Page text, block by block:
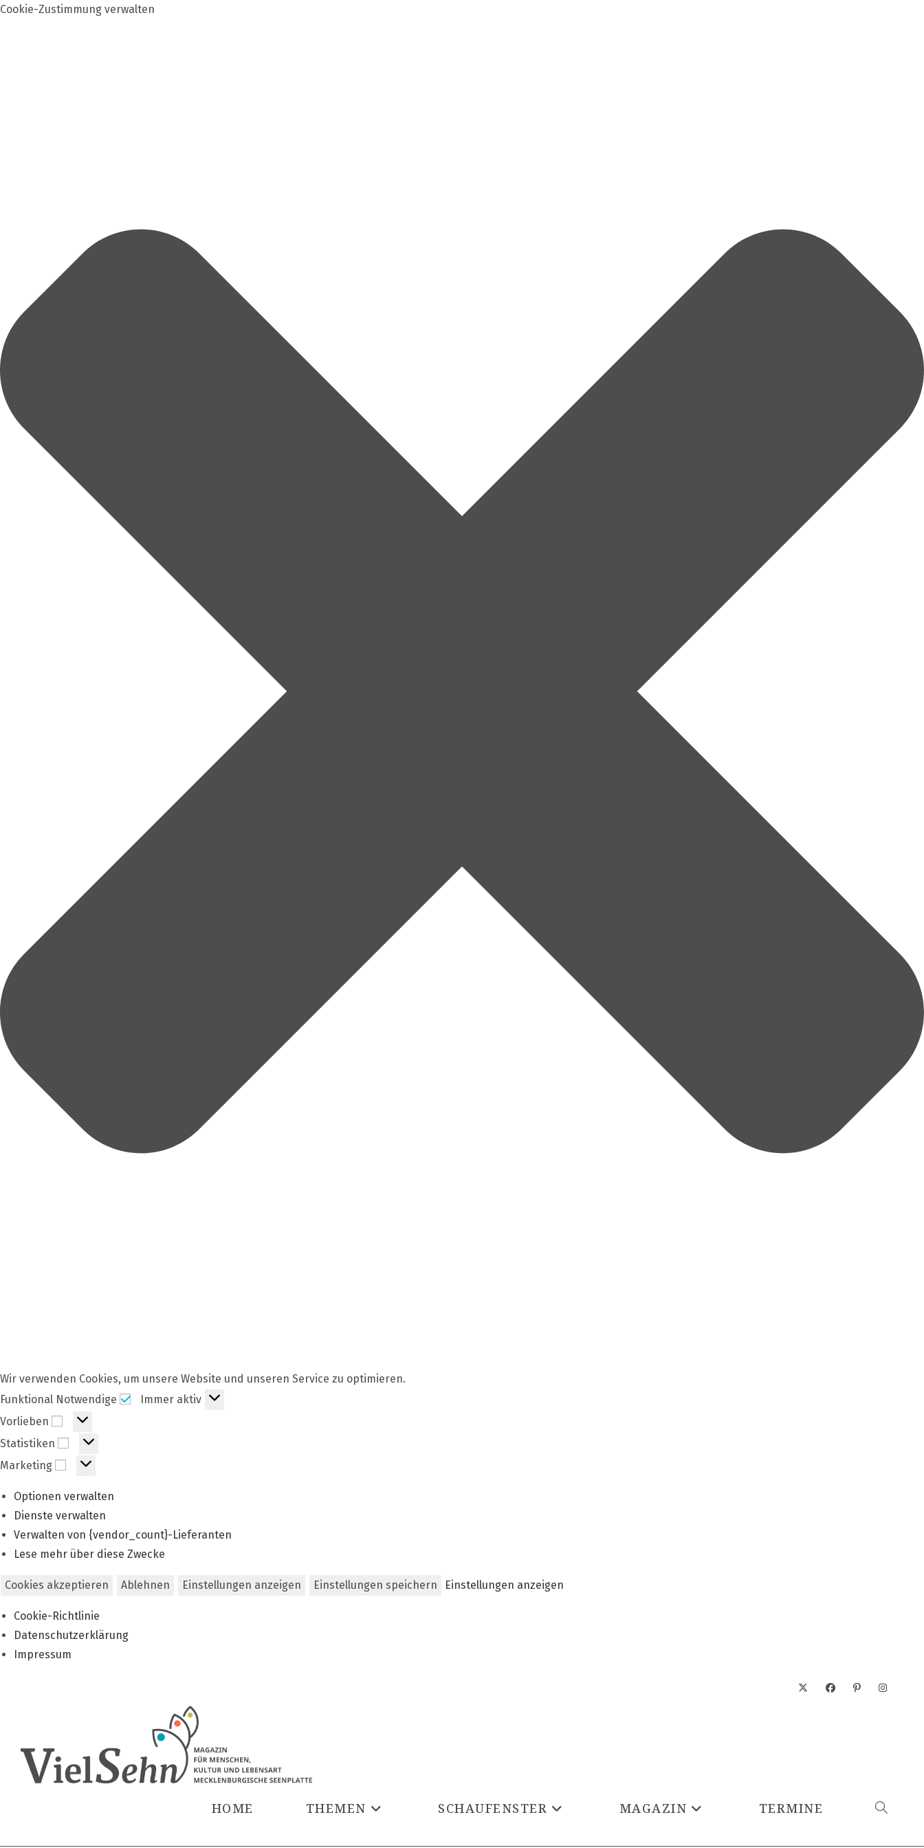
Cookie-Zustimmung verwalten
Wir verwenden Cookies, um unsere Website und unseren Service zu optimieren.
Funktional Notwendige
Funktional
Immer aktiv
Vorlieben
Vorlieben
Statistiken Statistiken
Marketing Marketing
Optionen verwalten
Dienste verwalten
Verwalten von {vendor_count}-Lieferanten
Lese mehr über diese Zwecke
Cookies akzeptieren Ablehnen Einstellungen anzeigen Einstellungen speichern Einstellungen anzeigen
Cookie-Richtlinie
Datenschutzerklärung
Impressum
HOME THEMEN SCHAUFENSTER MAGAZIN TERMINE WEBSITE-